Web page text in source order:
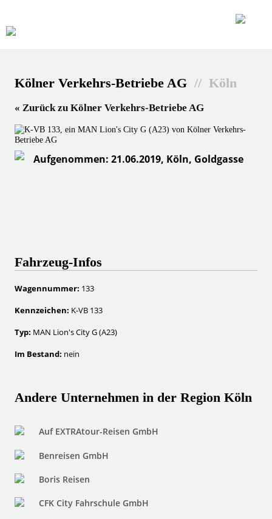
Kölner Verkehrs-Betriebe AG // Köln
« Zurück zu Kölner Verkehrs-Betriebe AG
Aufgenommen: 21.06.2019, Köln, Goldgasse
Fahrzeug-Infos
Wagennummer: 133
Kennzeichen: K-VB 133
Typ: MAN Lion's City G (A23)
Im Bestand: nein
Andere Unternehmen in der Region Köln
Auf EXTRAtour-Reisen GmbH
Benreisen GmbH
Boris Reisen
CFK City Fahrschule GmbH